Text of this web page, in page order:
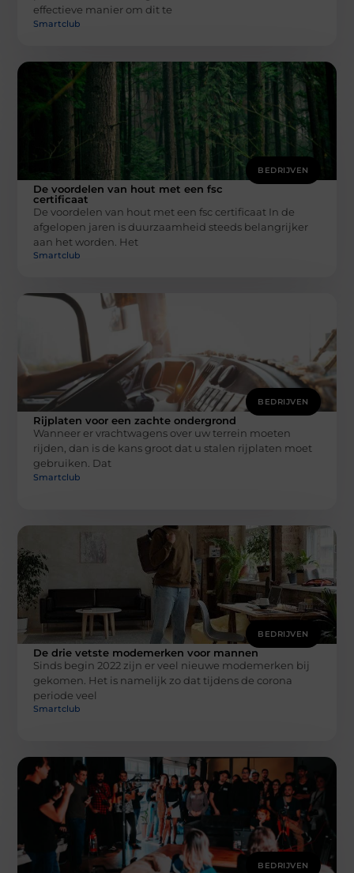
effectieve manier om dit te
Smartclub
BEDRIJVEN
De voordelen van hout met een fsc
certificaat
De voordelen van hout met een fsc certificaat In de
afgelopen jaren is duurzaamheid steeds belangrijker
aan het worden. Het
Smartclub
BEDRIJVEN
Rijplaten voor een zachte ondergrond
Wanneer er vrachtwagens over uw terrein moeten
rijden, dan is de kans groot dat u stalen rijplaten moet
gebruiken. Dat
Smartclub
BEDRIJVEN
De drie vetste modemerken voor mannen
Sinds begin 2022 zijn er veel nieuwe modemerken bij
gekomen. Het is namelijk zo dat tijdens de corona
periode veel
Smartclub
BEDRIJVEN